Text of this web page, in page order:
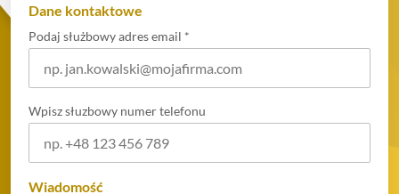
Dane kontaktowe
Podaj służbowy adres email *
Wpisz słuzbowy numer telefonu
Wiadomość